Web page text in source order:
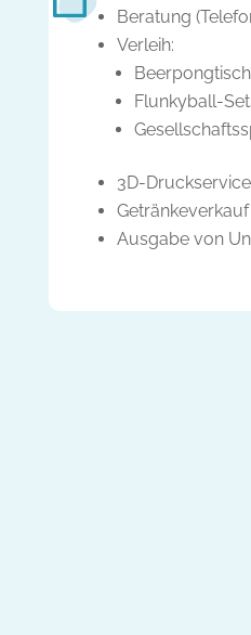
Beratung
Verleih:
Flunkyball-
3D-Druckservice
Getränkeverkauf
Ausgabe von